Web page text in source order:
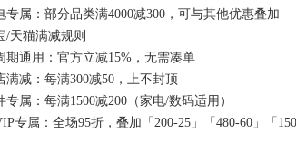
专属：部分品类满4000减300，可与其他优惠叠加
/天猫满减规则
期通用：官方立减15%，无需凑单
满减：每满300减50，上不封顶
专属：每满1500减200（家电/数码适用）
专属：全场95折，叠加「200-25」「480-60」「